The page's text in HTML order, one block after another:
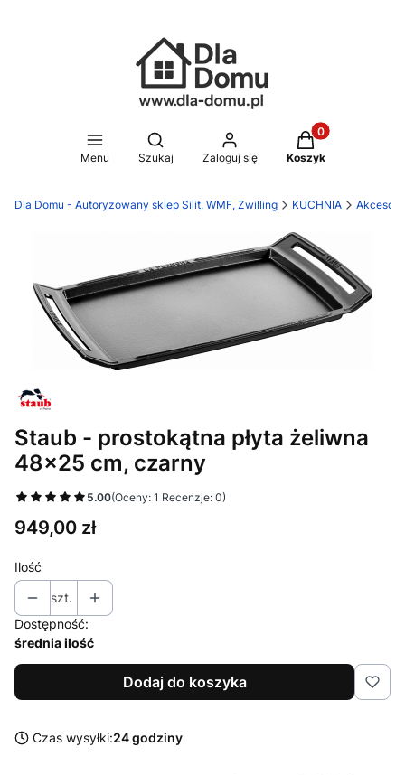
Menu
Otwórz wyszukiwarkę
Szukaj Zaloguj się
Produkty w
Koszyk
Dla Domu - Autoryzowany sklep Silit, WMF, Zwilling KUCHNIA
Staub - prostokątna płyta żeliwna
48×25 cm, czarny
5.00(Oceny: 1 Recenzje: 0)
Cena
949,00 zł
Ilość
szt.
Dostępność:
średnia ilość
Dodaj do koszyka
Czas wysyłki:24 godziny